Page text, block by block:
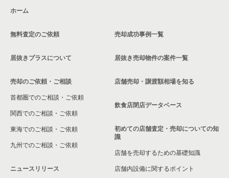
中野区の飲食店の居抜き売却物件の案件一覧
ホーム
無料査定のご依頼
居抜きプラスについて
売却のご依頼・ご相談
首都圏でのご相談・ご依頼
関西でのご相談・ご依頼
東海でのご相談・ご依頼
九州でのご相談・ご依頼
ニュースリリース
売却成功事例一覧
居抜き売却物件の案件一覧
店舗売却・譲渡額相場を知る
飲食店閉店データベース
初めての店舗査定・売却についての知
識
店舗を売却するための基礎知識
店舗内設備に関するポイント